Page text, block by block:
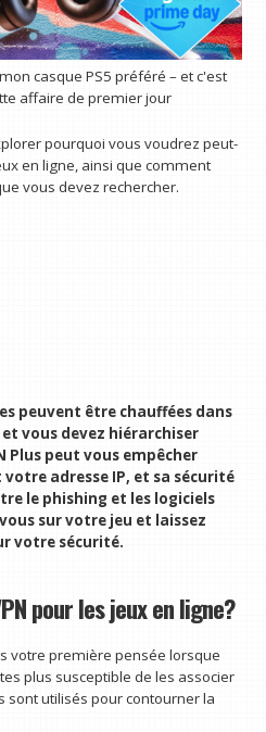
casque PS5 préféré – et c'est
affaire de premier jour
pourquoi vous voudrez peut-
en ligne, ainsi que comment
vous devez rechercher.
peuvent être chauffées dans
vous devez hiérarchiser
Plus peut vous empêcher
adresse IP, et sa sécurité
le phishing et les logiciels
sur votre jeu et laissez
votre sécurité.
pour les jeux en ligne?
votre première pensée lorsque
plus susceptible de les associer
sont utilisés pour contourner la